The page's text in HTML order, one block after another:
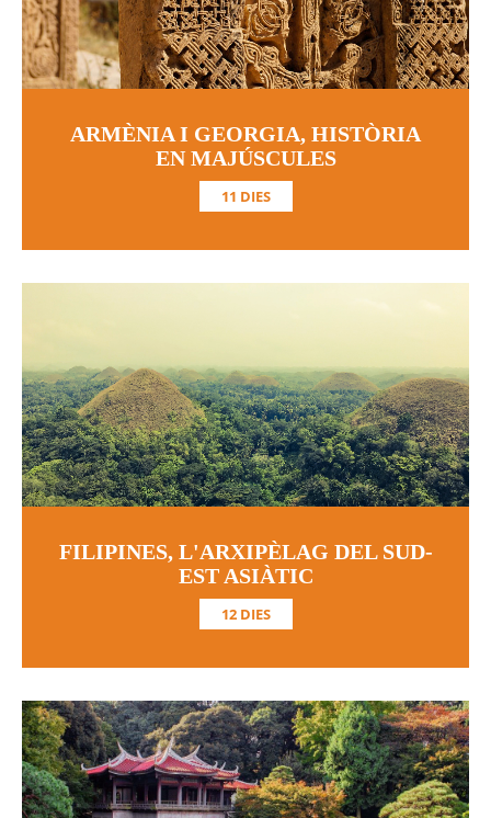
ARMÈNIA I GEORGIA, HISTÒRIA
EN MAJÚSCULES
11 DIES
FILIPINES, L'ARXIPÈLAG DEL SUD-
EST ASIÀTIC
12 DIES